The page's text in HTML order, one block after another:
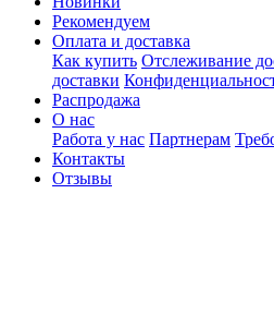
Рекомендуем
Оплата и доставка
Как купить Отслеживание
доставки
Распродажа
О нас
Работа у нас Партнерам
Контакты
Отзывы